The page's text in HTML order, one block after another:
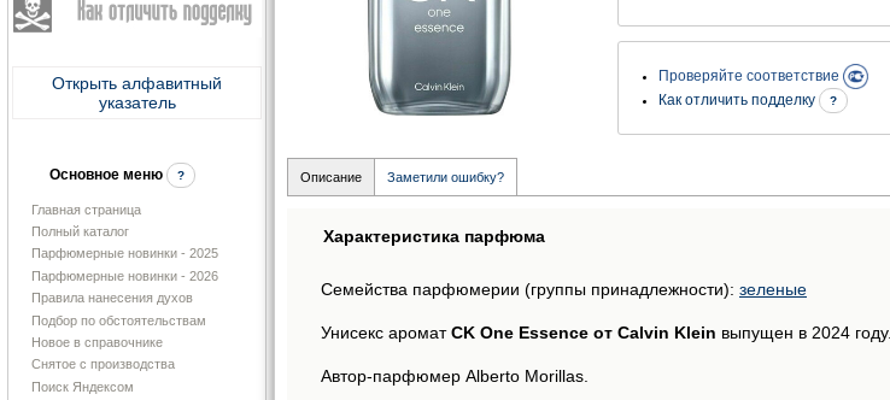
Открыть алфавитный
указатель
Основное меню ?
Главная страница
Полный каталог
Парфюмерные новинки - 2025
Парфюмерные новинки - 2026
Правила нанесения духов
Подбор по обстоятельствам
Новое в справочнике
Снятое с производства
Поиск Яндексом
Проверяйте соответствие
Как отличить подделку
?
Описание Заметили ошибку?
Характеристика парфюма
Семейства парфюмерии (группы принадлежности): зеленые
Унисекс ароматCK One Essence от Calvin Klein выпущен в 2024 году.
Автор-парфюмер Alberto Morillas.